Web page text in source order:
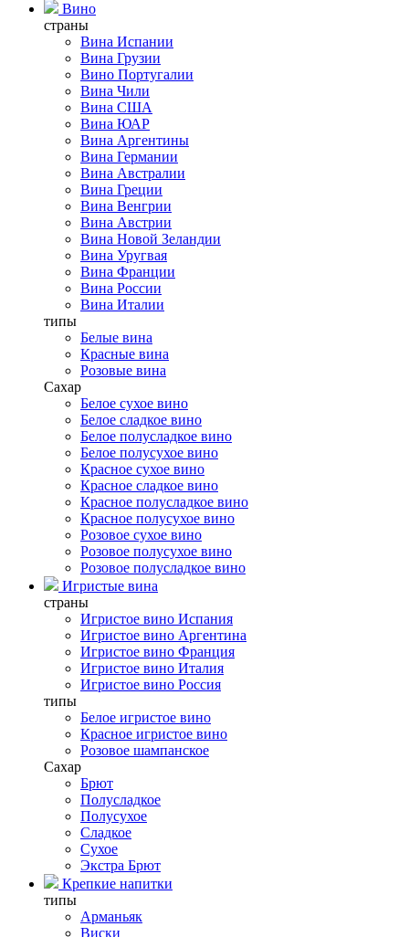
Вино
страны
Вина Испании
Вина Грузии
Вино Португалии
Вина Чили
Вина США
Вина ЮАР
Вина Аргентины
Вина Германии
Вина Австралии
Вина Греции
Вина Венгрии
Вина Австрии
Вина Новой Зеландии
Вина Уругвая
Вина Франции
Вина России
Вина Италии
типы
Белые вина
Красные вина
Розовые вина
Сахар
Белое сухое вино
Белое сладкое вино
Белое полусладкое вино
Белое полусухое вино
Красное сухое вино
Красное сладкое вино
Красное полусладкое вино
Красное полусухое вино
Розовое сухое вино
Розовое полусухое вино
Розовое полусладкое вино
Игристые вина
страны
Игристое вино Испания
Игристое вино Аргентина
Игристое вино Франция
Игристое вино Италия
Игристое вино Россия
типы
Белое игристое вино
Красное игристое вино
Розовое шампанское
Сахар
Брют
Полусладкое
Полусухое
Сладкое
Сухое
Экстра Брют
Крепкие напитки
типы
Арманьяк
Виски